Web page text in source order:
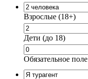
Взрослые (18+)
Дети (до 18)
Обязательное поле